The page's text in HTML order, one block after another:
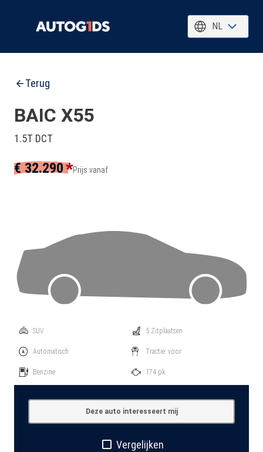
NL
Terug
BAIC X55
1.5T DCT
€ 32.290*Prijs vanaf
SUV
Automatisch
Benzine
5 Zitplaatsen
Tractie: voor
174 pk
Deze auto interesseert mij
Vergelijken